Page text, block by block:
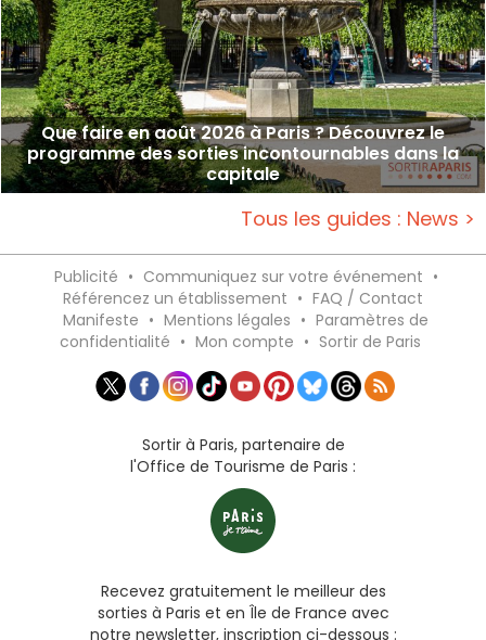
Que faire en août 2026 à Paris ? Découvrez le
programme des sorties incontournables dans la
capitale
Tous les guides : News >
Publicité • Communiquez sur votre événement •
Référencez un établissement • FAQ / Contact
Manifeste • Mentions légales • Paramètres de
confidentialité • Mon compte • Sortir de Paris
Sortir à Paris, partenaire de
l'Office de Tourisme de Paris :
Recevez gratuitement le meilleur des
sorties à Paris et en Île de France avec
notre newsletter, inscription ci-dessous :